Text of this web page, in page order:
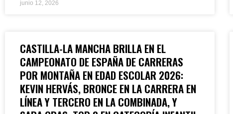
junio 12, 2026
CASTILLA-LA MANCHA BRILLA EN EL
CAMPEONATO DE ESPAÑA DE CARRERAS
POR MONTAÑA EN EDAD ESCOLAR 2026:
KEVIN HERVÁS, BRONCE EN LA CARRERA EN
LÍNEA Y TERCERO EN LA COMBINADA, Y